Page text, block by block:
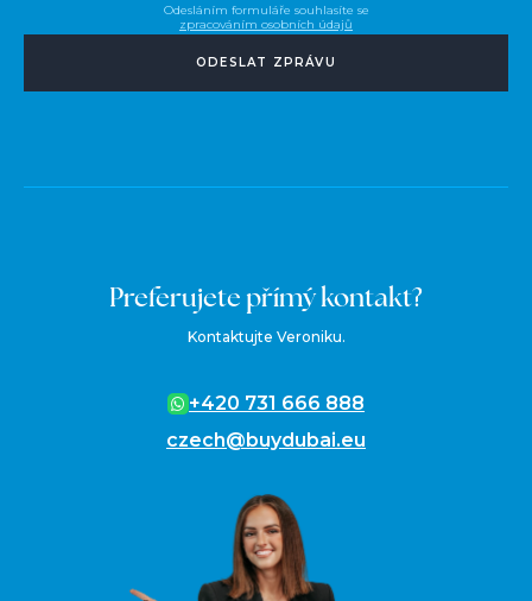
Odesláním formuláře souhlasíte se
zpracováním osobních údajů
ODESLAT ZPRÁVU
Preferujete přímý kontakt?
Kontaktujte Veroniku.
+420 731 666 888
czech@buydubai.eu